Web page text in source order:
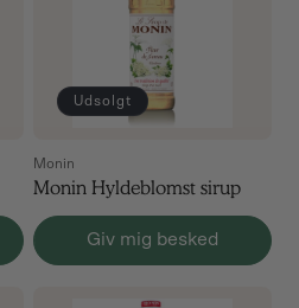
Udsolgt
Monin
Monin Hyldeblomst sirup
Giv mig besked